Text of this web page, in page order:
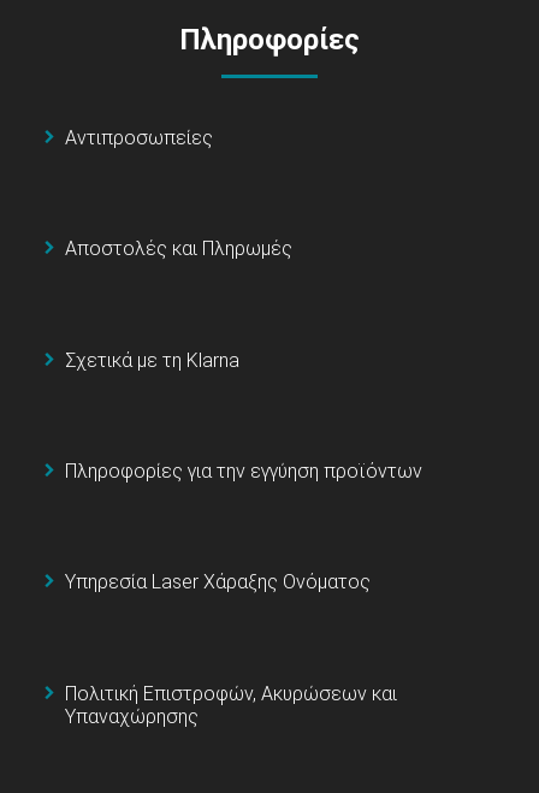
Πληροφορίες
Αντιπροσωπείες
Αποστολές και Πληρωμές
Σχετικά με τη Klarna
Πληροφορίες για την εγγύηση προϊόντων
Υπηρεσία Laser Χάραξης Ονόματος
Πολιτική Επιστροφών, Ακυρώσεων και
Υπαναχώρησης